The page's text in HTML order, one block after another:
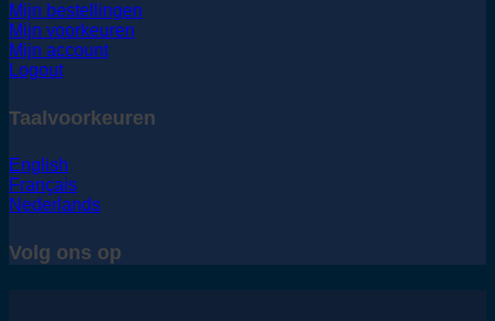
Mijn bestellingen
Mijn voorkeuren
Mijn account
Logout
Taalvoorkeuren
English
Français
Nederlands
Volg ons op